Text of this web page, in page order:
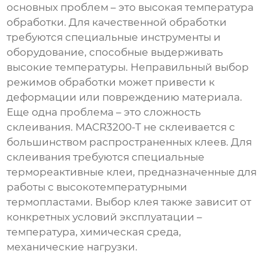
основных проблем – это высокая температура
обработки. Для качественной обработки
требуются специальные инструменты и
оборудование, способные выдерживать
высокие температуры. Неправильный выбор
режимов обработки может привести к
деформации или повреждению материала.
Еще одна проблема – это сложность
склеивания. MACR3200-T не склеивается с
большинством распространенных клеев. Для
склеивания требуются специальные
термореактивные клеи, предназначенные для
работы с высокотемпературными
термопластами. Выбор клея также зависит от
конкретных условий эксплуатации –
температура, химическая среда,
механические нагрузки.